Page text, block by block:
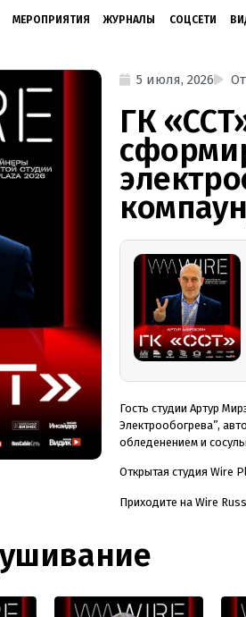
МЕРОПРИЯТИЯ ЖУРНАЛЫ СОЦСЕТИ
5 июля, 2026
ГК
Гость студии Артур
Электрообогрева”,
обледенением и
Открытая студия Wire
Приходите на Wire